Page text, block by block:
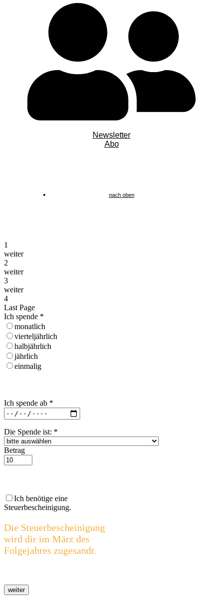
Newsletter
Abo
nach oben
1
weiter
2
weiter
3
weiter
4
Last Page
Ich spende *
monatlich
vierteljährlich
halbjährlich
jährlich
einmalig
Ich spende ab *
Die Spende ist: *
Betrag
Ich benötige eine
Steuerbescheinigung.
Die Steuerbescheinigung
wird dir im März des
Folgejahres zugesandt.
weiter